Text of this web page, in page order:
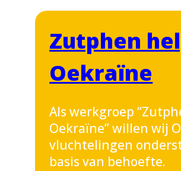
Zutphen
Oekraïne
Als werkgroep
Oekraïne” willen wij
vluchtelingen
basis van behoefte.